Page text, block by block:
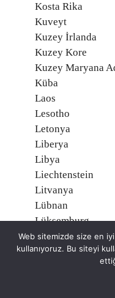
Kosta Rika
Kuveyt
Kuzey İrlanda
Kuzey Kore
Kuzey Maryana
Küba
Laos
Lesotho
Letonya
Liberya
Libya
Liechtenstein
Litvanya
Lübnan
Lüksemburg
Macaristan
Madagaskar
Makau (Makao)
Web sitemizde size en
kullanıyoruz. Bu siteyi